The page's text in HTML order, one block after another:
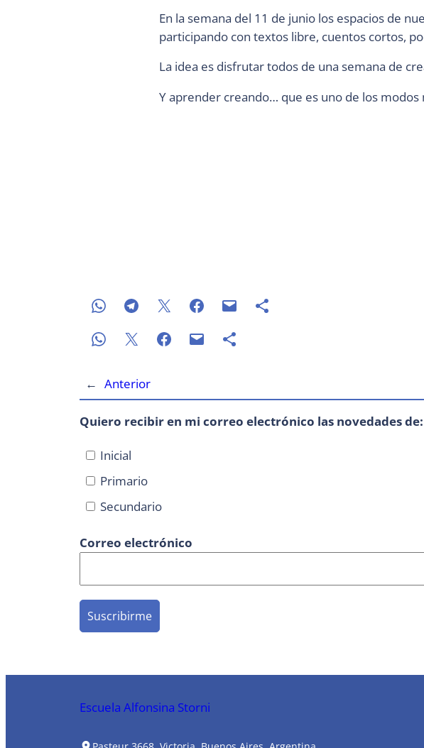
En la semana del 11 de junio los espacios de
participando con textos libre, cuentos cortos,
La idea es disfrutar todos de una semana de
Y aprender creando… que es uno de los
← Anterior
Quiero recibir en mi correo electrónico las novedades de:
Inicial
Primario
Secundario
Correo electrónico
Escuela Alfonsina Storni